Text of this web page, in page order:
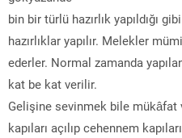
bin bir türlü hazırlık yapıldığı
hazırlıklar yapılır. Melekler
ederler. Normal zamanda
kat be kat verilir.
Gelişine sevinmek bile
kapıları açılıp cehennem